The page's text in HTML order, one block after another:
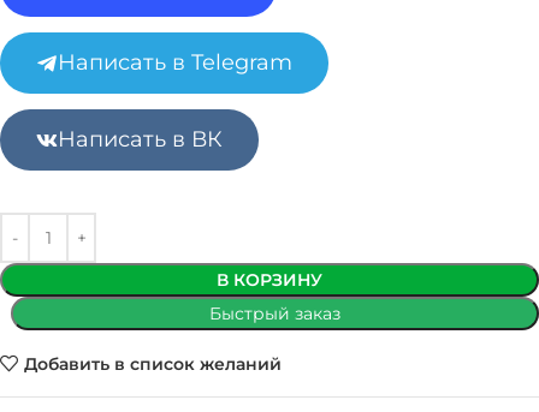
Написать в Telegram
Написать в ВК
В КОРЗИНУ
Быстрый заказ
Добавить в список желаний